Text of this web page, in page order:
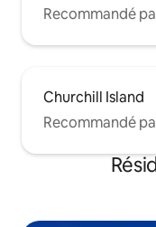
Recommandé
Churchill Island
Recommandé